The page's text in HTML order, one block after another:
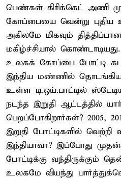
பெண்கள் கிரிக்கெட் அணி
கோப்பையை வென்று
அகிலமே மிகவும்
மகிழ்ச்சியால்
உலகக் கோப்பை போட்டி
இந்திய மண்ணில்
உள்ள டி.ஒய்.பாட்டில்
நடந்த இறுதி ஆட்டத்தில்
பெறப்போகிறார்கள்? 2005,
இறுதி போட்டிகளில் வெற்றி
இந்தியாவா? இப்போது
போட்டிக்கு வந்திருக்கும்
உலகமே வியந்து